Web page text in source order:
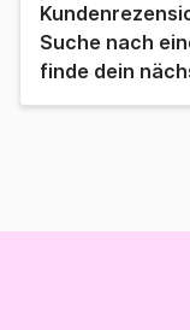
Suche nach
finde dein